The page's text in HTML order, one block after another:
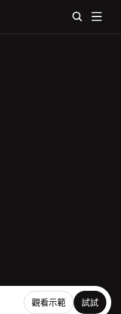
觀看示範 試試